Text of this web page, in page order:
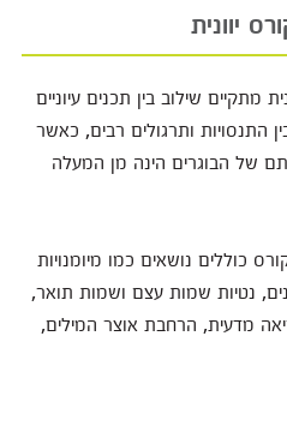
יוונית
מתקיים שילוב בין תכנים עיוניים
התנסויות ותרגולים רבים, כאשר
של הבוגרים הינה מן המעלה
כוללים נושאים כמו מיומנויות
נטיות שמות עצם ושמות תואר,
מדעית, הרחבת אוצר המילים,